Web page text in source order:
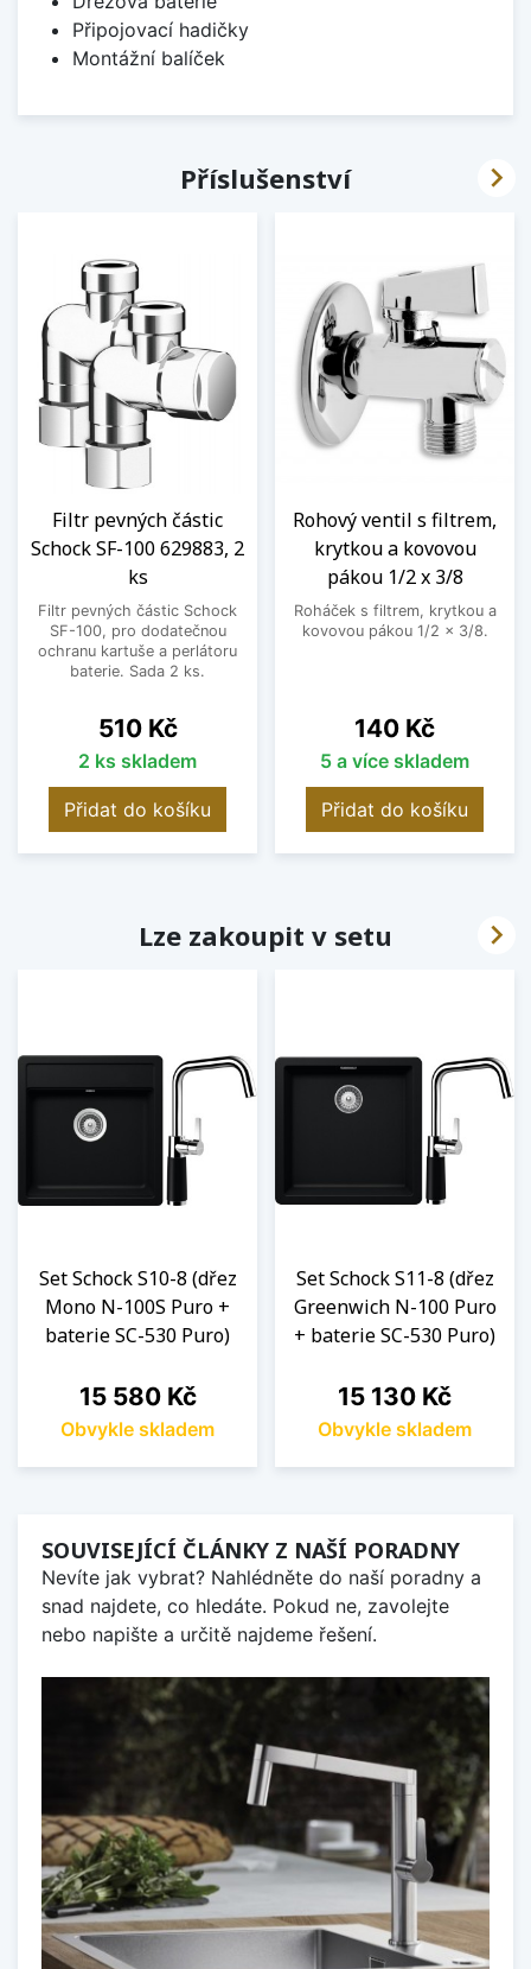
Připojovací hadičky
Montážní balíček
Příslušenství
Filtr pevných částic
Schock SF-100 629883, 2
ks
Filtr pevných částic Schock
SF-100, pro dodatečnou
ochranu kartuše a perlátoru
baterie. Sada 2 ks.
Cena
510 Kč
2 ks skladem
Přidat do košíku
Rohový ventil s filtrem,
krytkou a kovovou
pákou 1/2 x 3/8
Roháček s filtrem, krytkou a
kovovou pákou 1/2 x 3/8.
Cena
140 Kč
5 a více skladem
Přidat do košíku

Lze zakoupit v setu
Set Schock S10-8 (dřez
Mono N-100S Puro +
baterie SC-530 Puro)
Cena
15 580 Kč
Obvykle skladem
Set Schock S11-8 (dřez
Greenwich N-100 Puro
+ baterie SC-530 Puro)
Cena
15 130 Kč
Obvykle skladem

SOUVISEJÍCÍ ČLÁNKY Z NAŠÍ PORADNY
Nevíte jak vybrat? Nahlédněte do naší poradny a
snad najdete, co hledáte. Pokud ne, zavolejte
nebo napište a určitě najdeme řešení.